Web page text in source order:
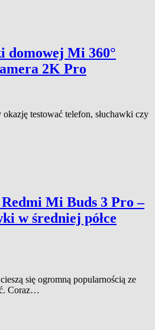
domowej Mi 360°
2K Pro
testować telefon, słuchawki czy
Mi Buds 3 Pro –
w średniej półce
się ogromną popularnością ze
Coraz…